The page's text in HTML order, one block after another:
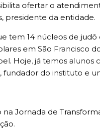
ofertar o
presidente da entidade.
14 núcleos de
em São Francisco
Hoje, já temos
do instituto e
Jornada de